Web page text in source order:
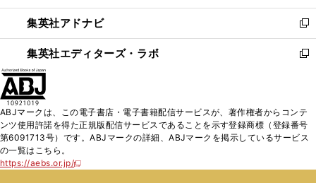
開
く
ウ
で
開
く
ン
ド
ウ
で
ウ
ィ
ン
ド
く
集英社アドナビ
新
し
い
ド
ウ
で
集英社エディターズ・ラボ
新
ィ
ン
ド
ABJマークは、この電子書店・電子書籍配信サービスが、著作権者からコンテ
ンツ使用許諾を得た正規版配信サービスであることを示す登録商標（登録番号
第6091713号）です。ABJマークの詳細、ABJマークを掲示しているサービス
の一覧はこちら。
https://aebs.or.jp/
新